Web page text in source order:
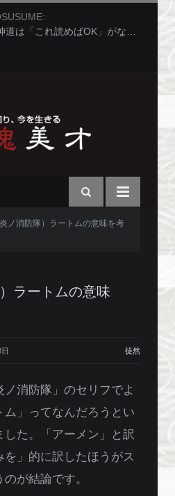
サムハラ神社 造化三神をまつるパワースポット （岡山）
ノ消防隊）ラートムの意味を考
ラートムの意味
徒然
消防隊」のセリフでよ
ム」ってなんだろうとい
した。「アーメン」と訳
」的に訳したほうがス
が結論です。